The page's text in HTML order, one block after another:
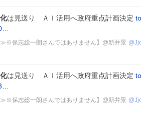
は見送り ＡＩ活用へ政府重点計画決定
保志総一朗さんではありません】@新井景 @
は見送り ＡＩ活用へ政府重点計画決定
保志総一朗さんではありません】@新井景 @